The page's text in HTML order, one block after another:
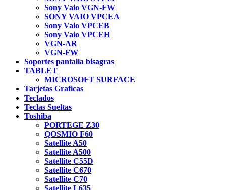
Sony Vaio VGN-FW
SONY VAIO VPCEA
Sony Vaio VPCEB
Sony Vaio VPCEH
VGN-AR
VGN-FW
Soportes pantalla bisagras
TABLET
MICROSOFT SURFACE
Tarjetas Graficas
Teclados
Teclas Sueltas
Toshiba
PORTEGE Z30
QOSMIO F60
Satellite A50
Satellite A500
Satellite C55D
Satellite C670
Satellite C70
Satellite L635